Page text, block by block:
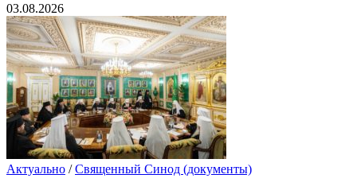
03.08.2026
Актуально /Священный Синод (документы)